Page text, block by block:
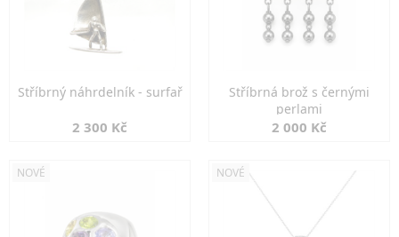
Stříbrný náhrdelník - surfař
2 300 Kč
Stříbrná brož s černými
perlami
2 000 Kč
NOVÉ NOVÉ